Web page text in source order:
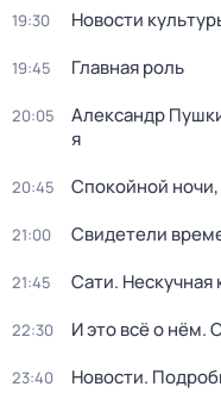
19:30 Новости
19:45 Главная роль
20:05 Александр
я
20:45 Спокойной
21:00 Свидетели
21:45 Сати. Нескучная
22:30 И это всё о нём.
23:40 Новости.